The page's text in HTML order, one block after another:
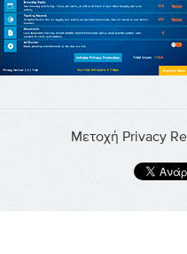
Μετοχή Privacy